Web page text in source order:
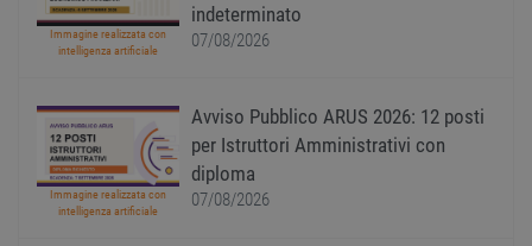
Immagine realizzata con
intelligenza artificiale
indeterminato
07/08/2026
Immagine realizzata con
intelligenza artificiale
Avviso Pubblico ARUS 2026: 12 posti
per Istruttori Amministrativi con
diploma
07/08/2026
TARGETING
NON CLASSIFICATI